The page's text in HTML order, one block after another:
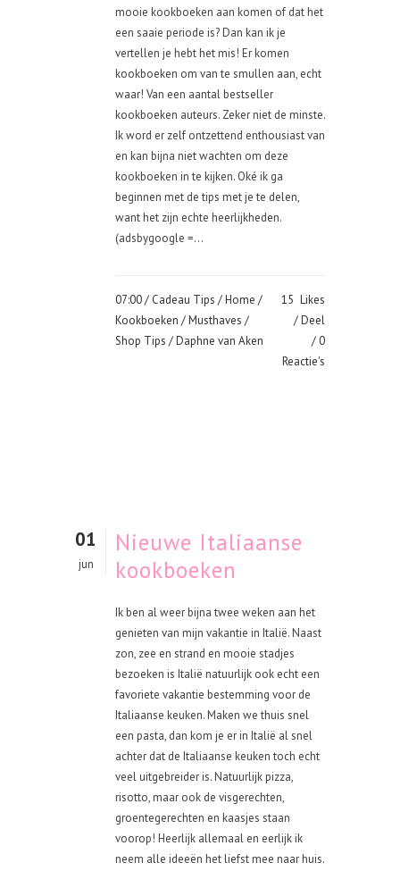
mooie kookboeken aan komen of dat het
een saaie periode is? Dan kan ik je
vertellen je hebt het mis! Er komen
kookboeken om van te smullen aan, echt
waar! Van een aantal bestseller
kookboeken auteurs. Zeker niet de minste.
Ik word er zelf ontzettend enthousiast van
en kan bijna niet wachten om deze
kookboeken in te kijken. Oké ik ga
beginnen met de tips met je te delen,
want het zijn echte heerlijkheden.
(adsbygoogle =...
07:00 / Cadeau Tips /Home /
Kookboeken /Musthaves /
Shop Tips / Daphne van Aken
15 Likes
Deel
0
Reactie's
01
jun
Nieuwe Italiaanse
kookboeken
Ik ben al weer bijna twee weken aan het
genieten van mijn vakantie in Italië. Naast
zon, zee en strand en mooie stadjes
bezoeken is Italië natuurlijk ook echt een
favoriete vakantie bestemming voor de
Italiaanse keuken. Maken we thuis snel
een pasta, dan kom je er in Italië al snel
achter dat de Italiaanse keuken toch echt
veel uitgebreider is. Natuurlijk pizza,
risotto, maar ook de visgerechten,
groentegerechten en kaasjes staan
voorop! Heerlijk allemaal en eerlijk ik
neem alle ideeën het liefst mee naar huis.